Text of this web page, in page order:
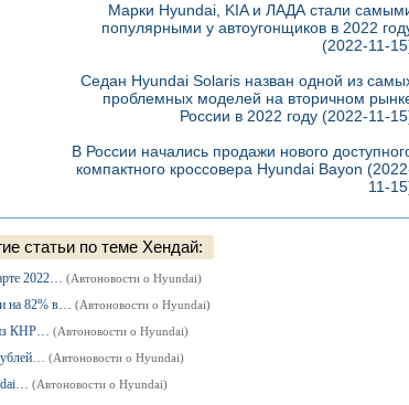
Марки Hyundai, KIA и ЛАДА стали
популярными у автоугонщиков в 2022
(2022-11-
Седан Hyundai Solaris назван одной из
проблемных моделей на вторичном
России в 2022 году (2022-11-
В России начались продажи нового
компактного кроссовера Hyundai Bayon
11-
статьи по теме Хендай:
2022… (Автоновости о Hyundai)
на 82% в… (Автоновости о Hyundai)
из КНР… (Автоновости о Hyundai)
(Автоновости о Hyundai)
(Автоновости о Hyundai)